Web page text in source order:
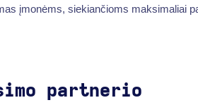
įmonėms, siekiančioms maksimaliai
partnerio